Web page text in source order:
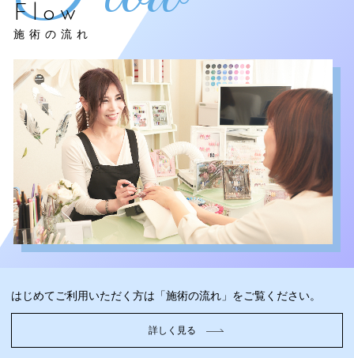
Flow
施術の流れ
はじめてご利用いただく方は「施術の流れ」をご覧ください。
詳しく見る